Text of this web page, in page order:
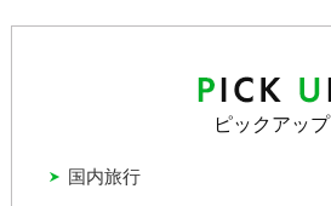
ピックアップ
国内旅行